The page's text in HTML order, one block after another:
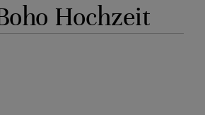
Hochzeit